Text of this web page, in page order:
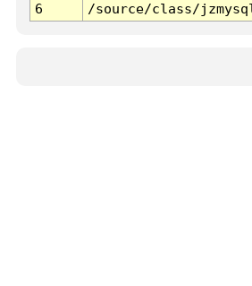
6
/source/class/